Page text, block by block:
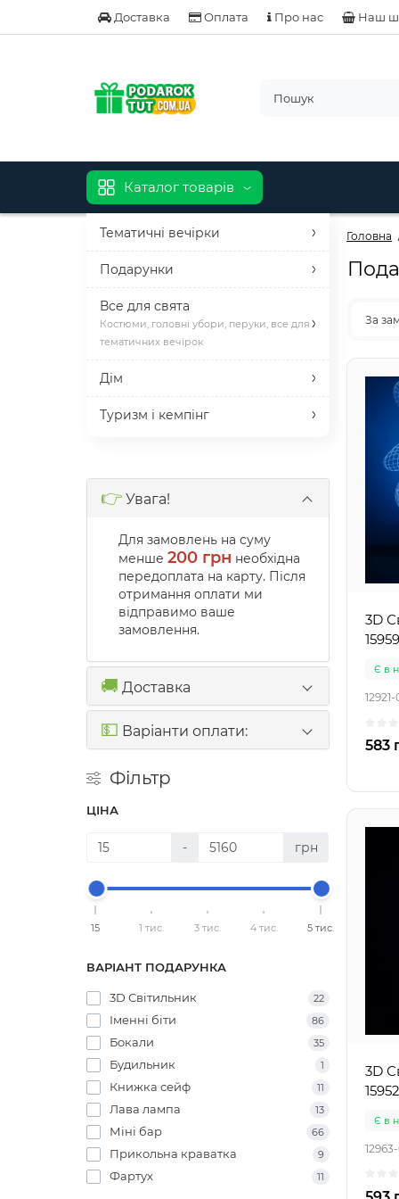
Доставка Оплата Про нас Наш
Каталог товарів
Тематичні вечірки
Подарунки
Все для свята
Костюми, головні убори, перуки, все для
тематичних вечірок
Дім
Туризм і кемпінг
Головна
👉 Увага!
Для замовлень на суму
менше 200 грн необхідна
передоплата на карту. Після
отримання оплати ми
відправимо ваше
замовлення.
🚚 Доставка
💵 Варіанти оплати:
Фільтр
ЦІНА
- грн
15 1 тис. 3 тис. 4 тис. 5 тис.
ВАРІАНТ ПОДАРУНКА
3D Світильник 22
Іменні біти 86
Бокали 35
Будильник 1
Книжка сейф 11
Лава лампа 13
Міні бар 66
Прикольна краватка 9
Фартух 11
За
3D
Є в
583
3D
Є в